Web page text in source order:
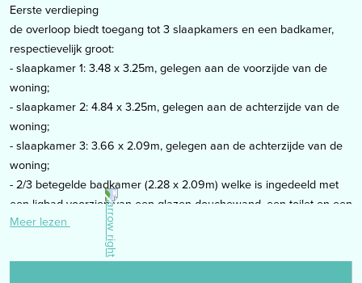
Eerste verdieping
de overloop biedt toegang tot 3 slaapkamers en een badkamer,
respectievelijk groot:
- slaapkamer 1: 3.48 x 3.25m, gelegen aan de voorzijde van de
woning;
- slaapkamer 2: 4.84 x 3.25m, gelegen aan de achterzijde van de
woning;
- slaapkamer 3: 3.66 x 2.09m, gelegen aan de achterzijde van de
woning;
- 2/3 betegelde badkamer (2.28 x 2.09m) welke is ingedeeld met
een ligbad voorzien van een glazen douchewand, een toilet en een
vaste wastafel welke is verwerkt in een meubel.
De gehele eerste verdieping is (m.u.v. de badkamer) afgewerkt met
een laminaatvloer.
Meer lezen